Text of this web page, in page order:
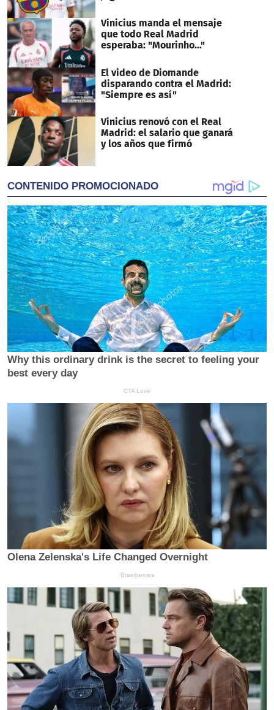
Vinicius manda el mensaje
que todo Real Madrid
esperaba: "Mourinho..."
El video de Diomande
disparando contra el Madrid:
"Siempre es así"
Vinicius renovó con el Real
Madrid: el salario que ganará
y los años que firmó